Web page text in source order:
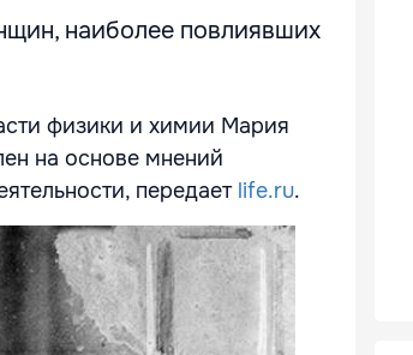
наиболее повлиявших
физики и химии Мария
на основе мнений
передает life.ru.